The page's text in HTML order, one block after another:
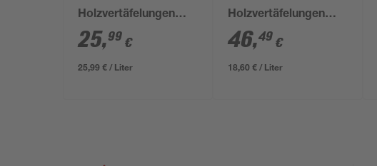
Holzvertäfelungen
weiß matt 1 l
25,99 €
25,99 € / Liter
Holzvertäfelungen
weiß matt 2,5 l
46,49 €
18,60 € / Liter